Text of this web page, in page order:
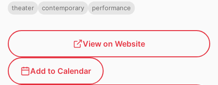
theater contemporary performance
View on Website
Add to Calendar